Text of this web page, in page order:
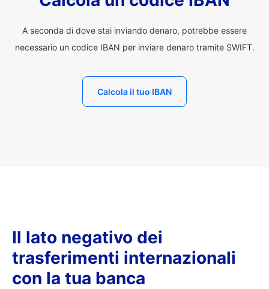
A seconda di dove stai inviando denaro, potrebbe essere
necessario un codice IBAN per inviare denaro tramite SWIFT.
Calcola il tuo IBAN
Il lato negativo dei
trasferimenti internazionali
con la tua banca